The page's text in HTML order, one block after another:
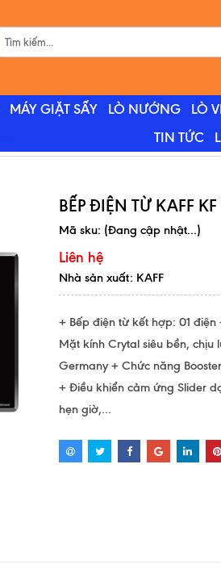
MÁY GIẶT SẤY LÒ NƯỚNG LÒ
TIN TỨC
BẾP ĐIỆN TỪ KAFF
Mã sku: (Đang cập nhật...)
Liên hệ
Nhà sản xuất: KAFF
+ Bếp điện từ kết hợp: 01
Mặt kính Crytal siêu bền, chịu
Germany + Chức năng
+ Điều khiển cảm ứng Slider
hẹn giờ,...